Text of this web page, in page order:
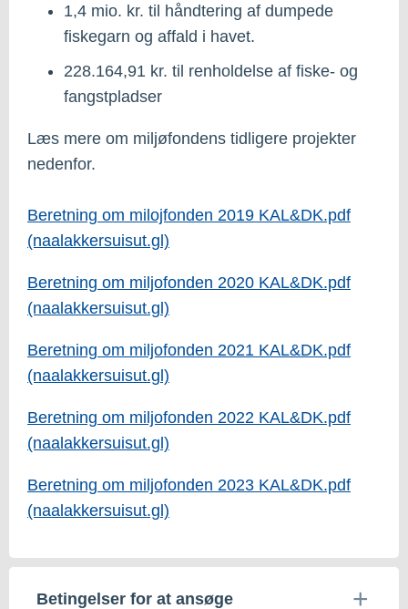
1,4 mio. kr. til håndtering af dumpede
fiskegarn og affald i havet.
228.164,91 kr. til renholdelse af fiske- og
fangstpladser
Læs mere om miljøfondens tidligere projekter
nedenfor.
Beretning om milojfonden 2019 KAL&DK.pdf
(naalakkersuisut.gl)
Beretning om miljofonden 2020 KAL&DK.pdf
(naalakkersuisut.gl)
Beretning om miljofonden 2021 KAL&DK.pdf
(naalakkersuisut.gl)
Beretning om miljofonden 2022 KAL&DK.pdf
(naalakkersuisut.gl)
Beretning om miljofonden 2023 KAL&DK.pdf
(naalakkersuisut.gl)
Betingelser for at ansøge